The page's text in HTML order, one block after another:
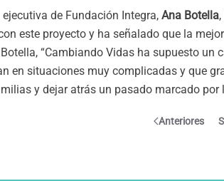
de Fundación Integra, Ana Botella
este proyecto y ha señalado que la
“Cambiando Vidas ha supuesto
en situaciones muy complicadas y que
y dejar atrás un pasado marcado por
Anteriores